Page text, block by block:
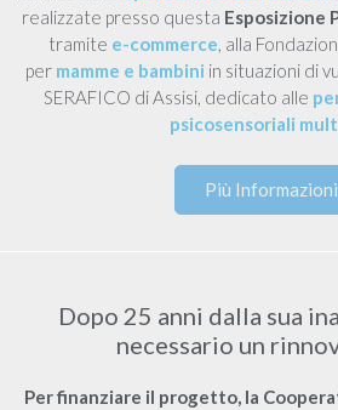
realizzate presso questa Esposizione
tramite e-commerce, alla
per mamme e bambini in situazioni di
SERAFICO di Assisi, dedicato alle
psicosensoriali
Più Informazioni
Dopo 25 anni dalla sua
necessario un
Per finanziare il progetto, la